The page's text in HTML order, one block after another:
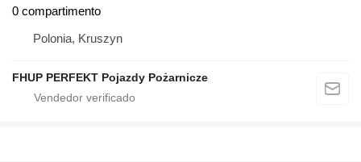
0 compartimento
Polonia, Kruszyn
FHUP PERFEKT Pojazdy Pożarnicze